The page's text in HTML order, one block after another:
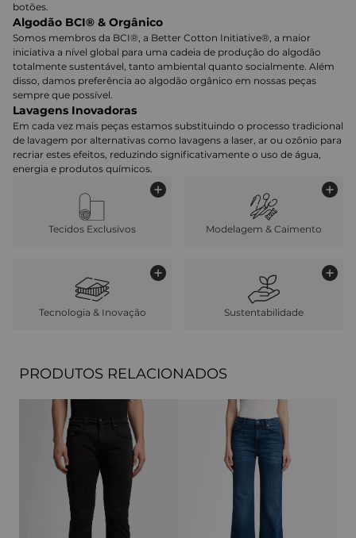
botões.
Algodão BCI® & Orgânico
Somos membros da BCI®, a Better Cotton Initiative®, a maior
iniciativa a nível global para uma cadeia de produção do algodão
totalmente sustentável, tanto ambiental quanto socialmente. Além
disso, damos preferência ao algodão orgânico em nossas peças
sempre que possível.
Lavagens Inovadoras
Em cada vez mais peças estamos substituindo o processo tradicional
de lavagem por alternativas como lavagens a laser, ar ou ozônio para
recriar estes efeitos, reduzindo significativamente o uso de água,
energia e produtos químicos.
Tecidos Exclusivos Modelagem & Caimento
Tecnologia & Inovação Sustentabilidade
PRODUTOS RELACIONADOS